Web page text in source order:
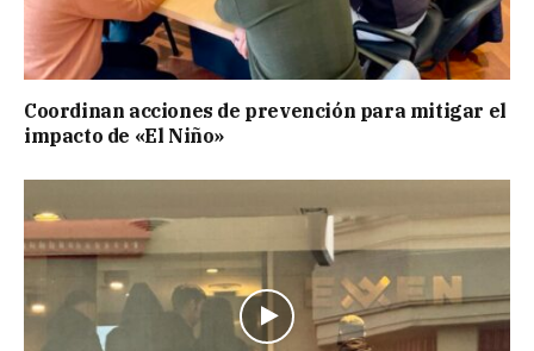
Coordinan acciones de prevención para mitigar el
impacto de «El Niño»